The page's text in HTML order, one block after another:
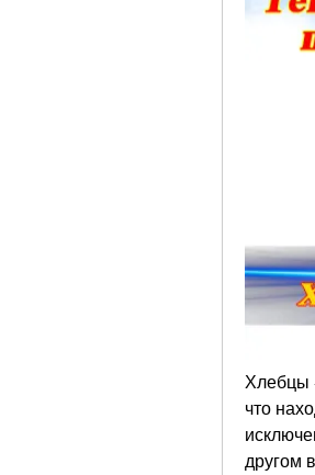
Хлебцы
что
другом